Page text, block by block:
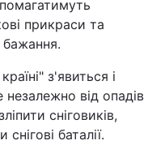
прикраси та
бажання.
з'явиться і
від опадів
сніговиків,
баталії.